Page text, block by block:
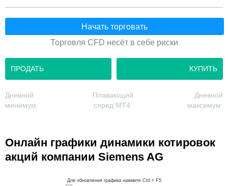
Начать торговать
Торговля CFD несёт в себе риски
ПРОДАТЬ КУПИТЬ
Дневной
минимум:
Плавающий
спред MT4:
Дневной
максимум:
Онлайн графики динамики котировок
акций компании Siemens AG
Для обновления графика нажмите Ctrl + F5